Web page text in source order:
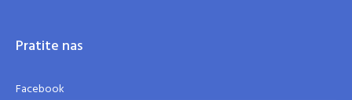
Pratite nas
Facebook